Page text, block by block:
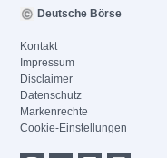
Deutsche Börse
Kontakt
Impressum
Disclaimer
Datenschutz
Markenrechte
Cookie-Einstellungen